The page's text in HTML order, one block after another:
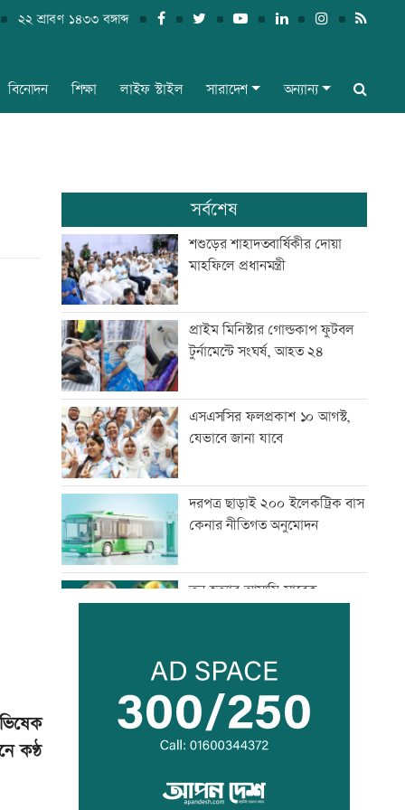
২২ শ্রাবণ ১৪৩৩ বঙ্গাব্দ
বিনোদন শিক্ষা লাইফ স্টাইল সারাদেশ অন্যান্য
কণ্ঠ
সর্বশেষ
শশুড়ের শাহাদতবার্ষিকীর দোয়া
মাহফিলে প্রধানমন্ত্রী
প্রাইম মিনিস্টার গোল্ডকাপ ফুটবল
টুর্নামেন্টে সংঘর্ষ, আহত ২৪
এসএসসির ফলপ্রকাশ ১০ আগস্ট,
যেভাবে জানা যাবে
দরপত্র ছাড়াই ২০০ ইলেকট্রিক বাস
কেনার নীতিগত অনুমোদন
তনু হত্যার আসামি সাবেক
দুদকের মামলায় ঢাকা ব্যাংকের ৪
কর্মকর্তার কারাদণ্ড
বিপ্লবের ডাক দিয়েছিলেন: